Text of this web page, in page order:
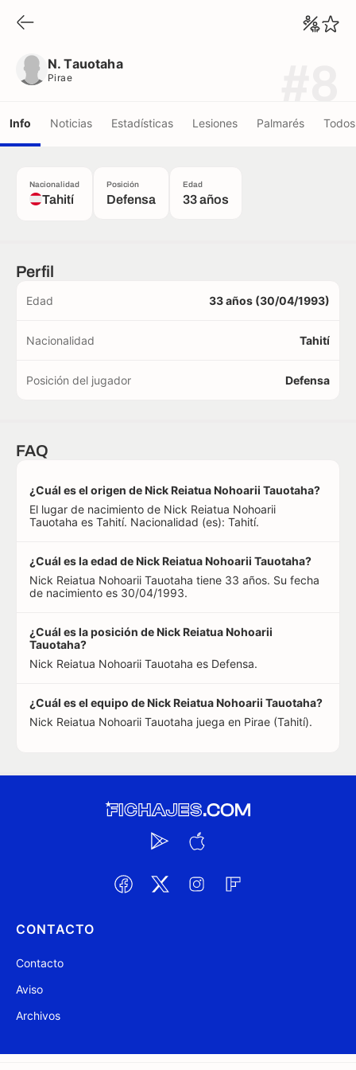
N. Tauotaha
Pirae
Info Noticias Estadísticas Lesiones Palmarés
Nacionalidad
Tahití
Posición
Defensa
Edad
33 años
Perfil
Edad 33 años (30/04/1993)
Nacionalidad Tahití
Posición del jugador Defensa
FAQ
¿Cuál es el origen de Nick Reiatua Nohoarii Tauotaha?
El lugar de nacimiento de Nick Reiatua Nohoarii
Tauotaha es Tahití. Nacionalidad (es): Tahití.
¿Cuál es la edad de Nick Reiatua Nohoarii Tauotaha?
Nick Reiatua Nohoarii Tauotaha tiene 33 años. Su fecha
de nacimiento es 30/04/1993.
¿Cuál es la posición de Nick Reiatua Nohoarii
Tauotaha?
Nick Reiatua Nohoarii Tauotaha es Defensa.
¿Cuál es el equipo de Nick Reiatua Nohoarii Tauotaha?
Nick Reiatua Nohoarii Tauotaha juega en Pirae (Tahití).
CONTACTO
Contacto
Aviso
Archivos